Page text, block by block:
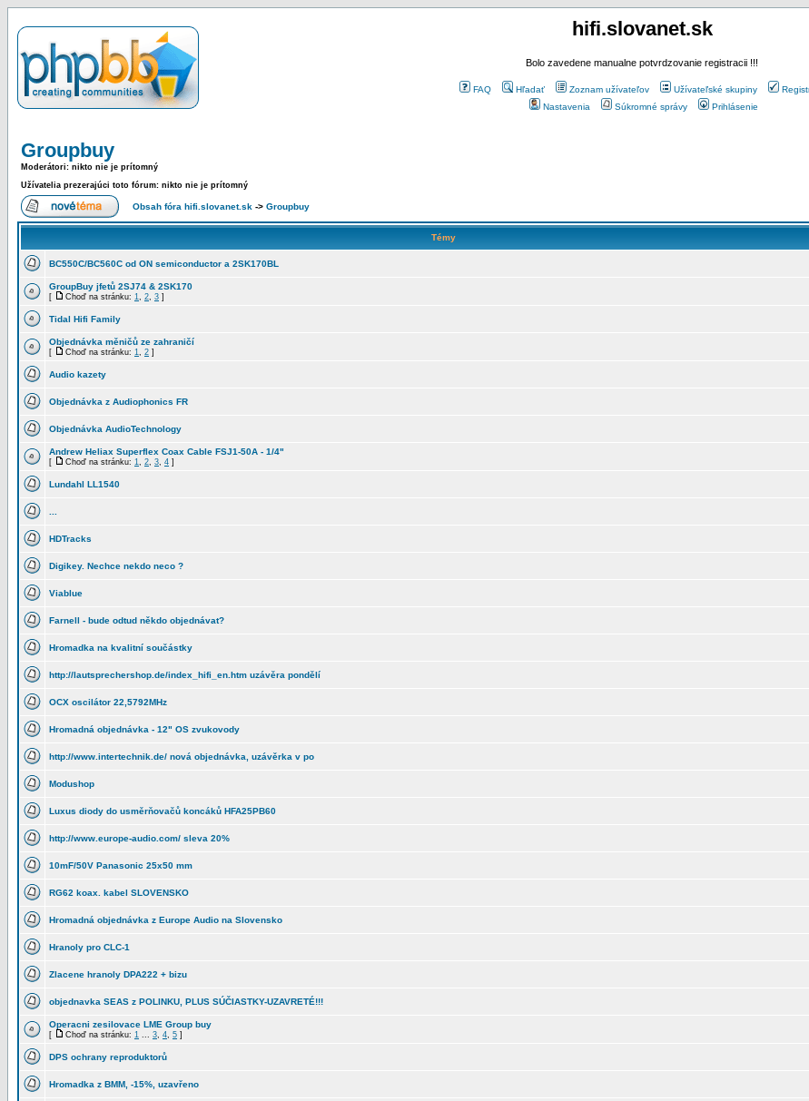
hifi.slovanet.sk
Bolo zavedene manualne potvrdzovanie registracii !!!
FAQ Hľadať Zoznam užívateľov Užívateľské skupiny
Nastavenia
Súkromné správy Prihlásenie
Groupbuy
Moderátori: nikto nie je prítomný
Užívatelia prezerajúci toto fórum: nikto nie je prítomný
Obsah fóra hifi.slovanet.sk -> Groupbuy
Témy
BC550C/BC560C od ON semiconductor a 2SK170BL
GroupBuy jfetů 2SJ74 & 2SK170
[ Choď na stránku: 1, 2, 3 ]
Tidal Hifi Family
Objednávka měničů ze zahraničí
[ Choď na stránku: 1, 2 ]
Audio kazety
Objednávka z Audiophonics FR
Objednávka AudioTechnology
Andrew Heliax Superflex Coax Cable FSJ1-50A - 1/4"
[ Choď na stránku: 1, 2, 3, 4 ]
Lundahl LL1540
HDTracks
Digikey. Nechce nekdo neco ?
Viablue
Farnell - bude odtud někdo objednávat?
Hromadka na kvalitní součástky
http://lautsprechershop.de/index_hifi_en.htm uzávěra pondělí
OCX oscilátor 22,5792MHz
Hromadná objednávka - 12" OS zvukovody
http://www.intertechnik.de/ nová objednávka, uzávěrka v po
Modushop
Luxus diody do usměrňovačů koncáků HFA25PB60
http://www.europe-audio.com/ sleva 20%
10mF/50V Panasonic 25x50 mm
RG62 koax. kabel SLOVENSKO
Hromadná objednávka z Europe Audio na Slovensko
Hranoly pro CLC-1
Zlacene hranoly DPA222 + bizu
objednavka SEAS z POLINKU, PLUS SÚČIASTKY-UZAVRETÉ!!!
Operacni zesilovace LME Group buy
[ Choď na stránku: 1 ... 3, 4, 5 ]
DPS ochrany reproduktorů
Hromadka z BMM, -15%, uzavřeno